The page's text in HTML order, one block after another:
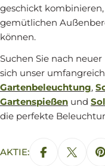
geschickt
gemütlichen
können.
Suchen Sie nach
sich unser
Gartenbeleuchtung,
Gartenspießen und
die perfekte
AKTIE: